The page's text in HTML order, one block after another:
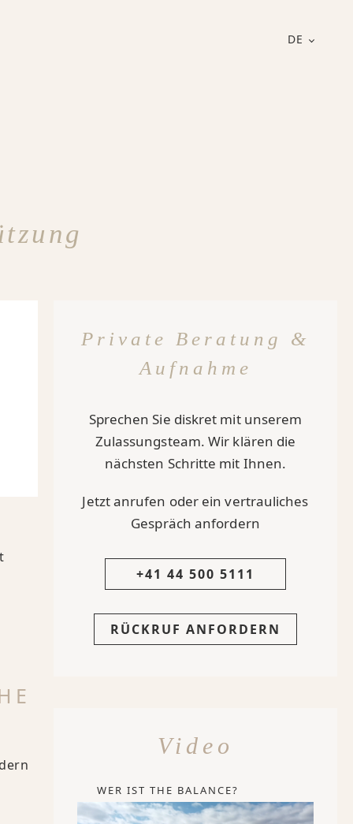
DE
Private Beratung &
Aufnahme
Sprechen Sie diskret mit unserem
Zulassungsteam. Wir klären die
nächsten Schritte mit Ihnen.
Jetzt anrufen oder ein vertrauliches
Gespräch anfordern
+41 44 500 5111
RÜCKRUF ANFORDERN
Video
WER IST THE BALANCE?